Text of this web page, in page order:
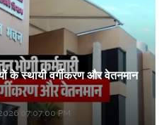
के स्थायी वर्गीकरण और वेतनमान
07:07:00 PM